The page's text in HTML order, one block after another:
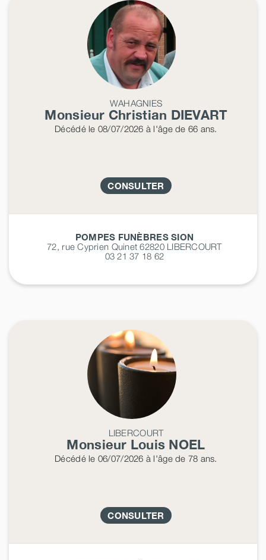
WAHAGNIES
Monsieur Christian DIEVART
Décédéle 08/07/2026 à l'âge de 66 ans.
CONSULTER
POMPES FUNÈBRES SION
72, rue Cyprien Quinet 62820 LIBERCOURT
03 21 37 18 62
LIBERCOURT
Monsieur Louis NOEL
Décédéle 06/07/2026 à l'âge de 78 ans.
CONSULTER